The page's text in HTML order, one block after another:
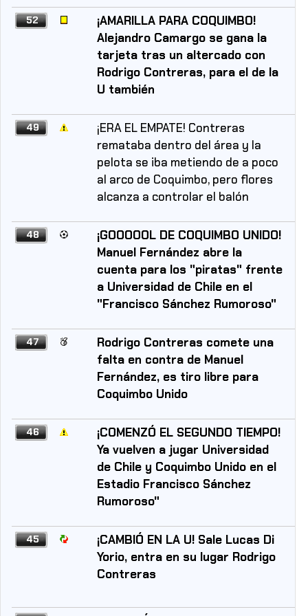
52
¡AMARILLA PARA COQUIMBO!
Alejandro Camargo se gana la
tarjeta tras un altercado con
Rodrigo Contreras, para el de la
U también
49
¡ERA EL EMPATE! Contreras
remataba dentro del área y la
pelota se iba metiendo de a poco
al arco de Coquimbo, pero flores
alcanza a controlar el balón
48
¡GOOOOOL DE COQUIMBO UNIDO!
Manuel Fernández abre la
cuenta para los "piratas" frente
a Universidad de Chile en el
"Francisco Sánchez Rumoroso"
47
Rodrigo Contreras comete una
falta en contra de Manuel
Fernández, es tiro libre para
Coquimbo Unido
46
¡COMENZÓ EL SEGUNDO TIEMPO!
Ya vuelven a jugar Universidad
de Chile y Coquimbo Unido en el
Estadio Francisco Sánchez
Rumoroso"
45
¡CAMBIÓ EN LA U! Sale Lucas Di
Yorio, entra en su lugar Rodrigo
Contreras